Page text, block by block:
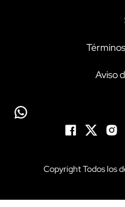
Aviso
Copyright Todos los